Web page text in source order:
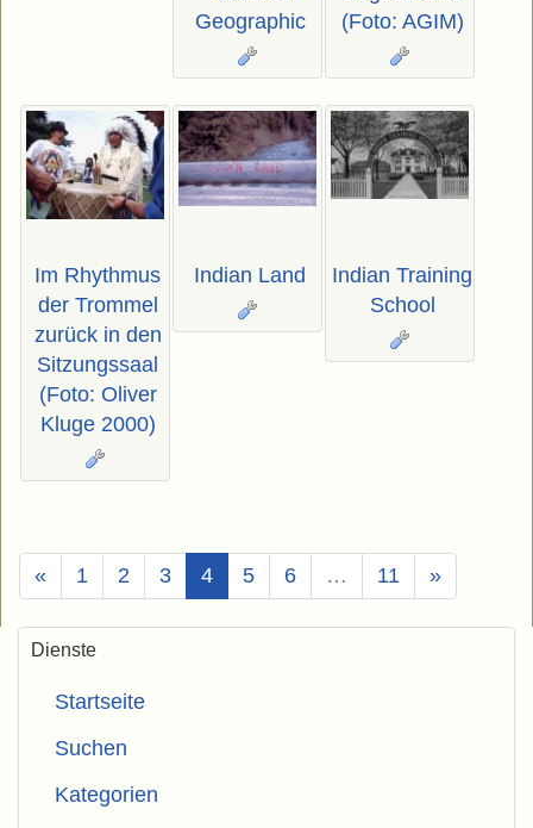
Geographic
(Foto: AGIM)
Im Rhythmus
der Trommel
zurück in den
Sitzungssaal
(Foto: Oliver
Kluge 2000)
Indian Land
Indian Training
School
« 1 2 3 4(Aktuell)
5 6 … 11 »
Dienste
Startseite
Suchen
Kategorien